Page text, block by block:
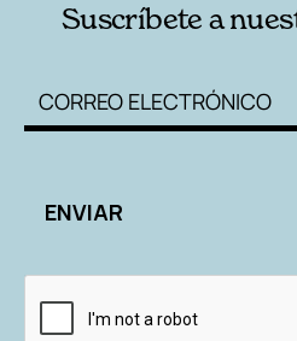
Suscríbete a